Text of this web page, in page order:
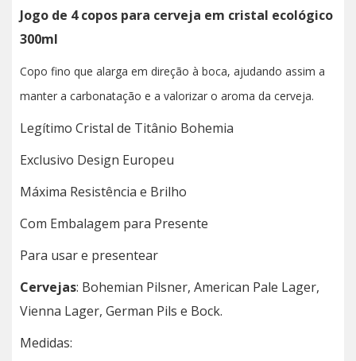
Jogo de 4 copos para cerveja em cristal ecológico
300ml
Copo fino que alarga em direção à boca, ajudando assim a
manter a carbonatação e a valorizar o aroma da cerveja.
Legítimo Cristal de Titânio Bohemia
Exclusivo Design Europeu
Máxima Resistência e Brilho
Com Embalagem para Presente
Para usar e presentear
Cervejas: Bohemian Pilsner, American Pale Lager,
Vienna Lager, German Pils e Bock.
Medidas: